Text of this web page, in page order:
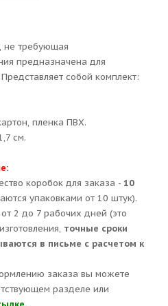
не требующая
предназначена для
собой комплект:
пленка ПВХ.
см.
коробок для заказа - 10
упаковками от 10 штук).
2 до 7 рабочих дней (это
точные сроки
в письме с расчетом к
заказа вы можете
разделе или